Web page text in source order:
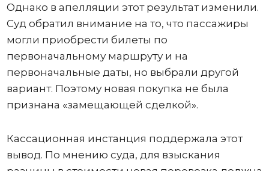
Однако в апелляции этот результат изменили.
Суд обратил внимание на то, что пассажиры
могли приобрести билеты по
первоначальному маршруту и на
первоначальные даты, но выбрали другой
вариант. Поэтому новая покупка не была
признана «замещающей сделкой».
Кассационная инстанция поддержала этот
вывод. По мнению суда, для взыскания